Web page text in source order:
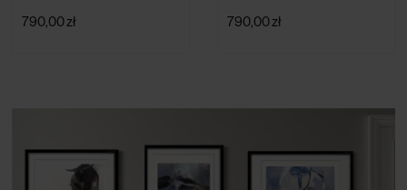
790,00 zł 790,00 zł